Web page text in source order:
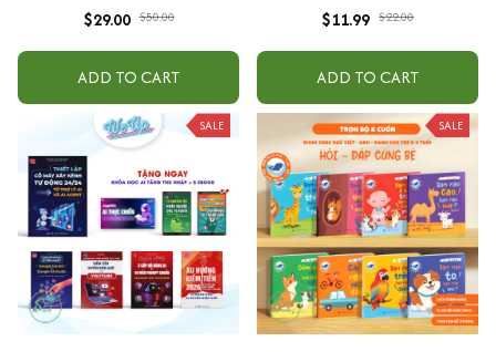
Não Phải - Đánh Thức Tiềm
$29.00 $50.00
ADD TO CART
EQ
$11.99 $22.00
ADD TO CART
SALE SALE